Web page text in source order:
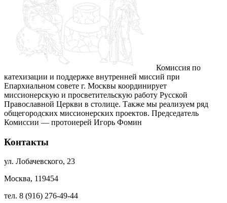
Комиссия по
катехизации и поддержке внутренней миссий при
Епархиальном совете г. Москвы координирует
миссионерскую и просветительскую работу Русской
Православной Церкви в столице. Также мы реализуем ряд
общегородских миссионерских проектов. Председатель
Комиссии — протоиерей Игорь Фомин
Контакты
ул. Лобачевского, 23
Москва, 119454
тел. 8 (916) 276-49-44